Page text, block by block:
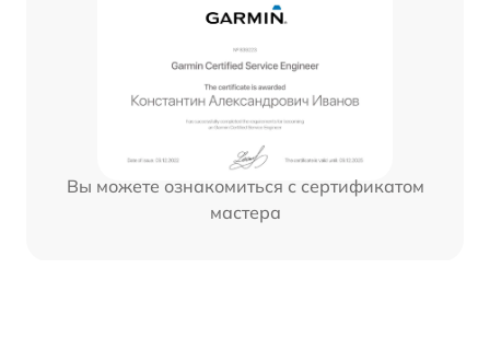
Вы можете ознакомиться с сертификатом
мастера